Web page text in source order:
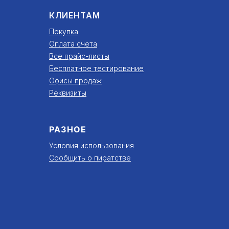
КЛИЕНТАМ
Покупка
Оплата счета
Все прайс-листы
Бесплатное тестирование
Офисы продаж
Реквизиты
РАЗНОЕ
Условия использования
Сообщить о пиратстве